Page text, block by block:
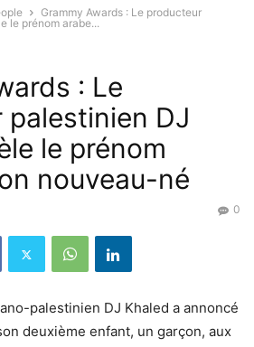
Grammy Awards : Le producteur
le prénom arabe...
: Le
DJ
le prénom
nouveau-né
0
palestinien DJ Khaled a annoncé
deuxième enfant, un garçon, aux